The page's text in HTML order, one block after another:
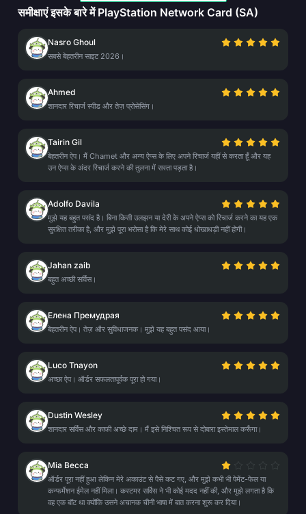
समीक्षाएं इसके बारे में PlayStation Network Card (SA)
Nasro Ghoul
सबसे बेहतरीन साइट 2026।
Ahmed
शानदार रिचार्ज स्पीड और तेज़ प्रोसेसिंग।
Tairin Gil
बेहतरीन ऐप। मैं Chamet और अन्य ऐप्स के लिए अपने रिचार्ज यहीं से करता हूँ और यह
उन ऐप्स के अंदर रिचार्ज करने की तुलना में सस्ता पड़ता है।
Adolfo Davila
मुझे यह बहुत पसंद है। बिना किसी उलझन या देरी के अपने ऐप्स को रिचार्ज करने का यह एक
सुरक्षित तरीका है, और मुझे पूरा भरोसा है कि मेरे साथ कोई धोखाधड़ी नहीं होगी।
Jahan zaib
बहुत अच्छी सर्विस।
Елена Премудрая
बेहतरीन ऐप। तेज़ और सुविधाजनक। मुझे यह बहुत पसंद आया।
Luco Tnayon
अच्छा ऐप। ऑर्डर सफलतापूर्वक पूरा हो गया।
Dustin Wesley
शानदार सर्विस और काफी अच्छे दाम। मैं इसे निश्चित रूप से दोबारा इस्तेमाल करूँगा।
Mia Becca
ऑर्डर पूरा नहीं हुआ लेकिन मेरे अकाउंट से पैसे कट गए, और मुझे कभी भी पेमेंट-फेल या
कन्फर्मेशन ईमेल नहीं मिला। कस्टमर सर्विस ने भी कोई मदद नहीं की, और मुझे लगता है कि
वह एक बॉट था क्योंकि उसने अचानक चीनी भाषा में बात करना शुरू कर दिया।